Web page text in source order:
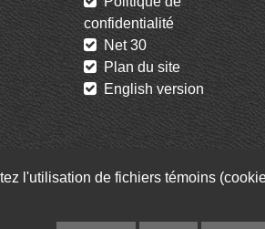
confidentialité
Net 30
Plan du site
English version
Facebook Twitter
l'utilisation de fichiers témoins